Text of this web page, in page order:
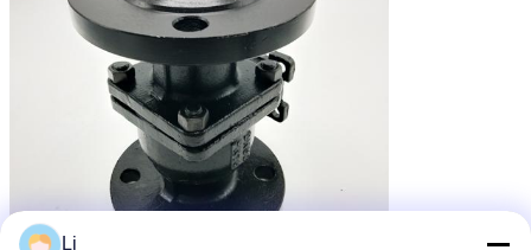
Li